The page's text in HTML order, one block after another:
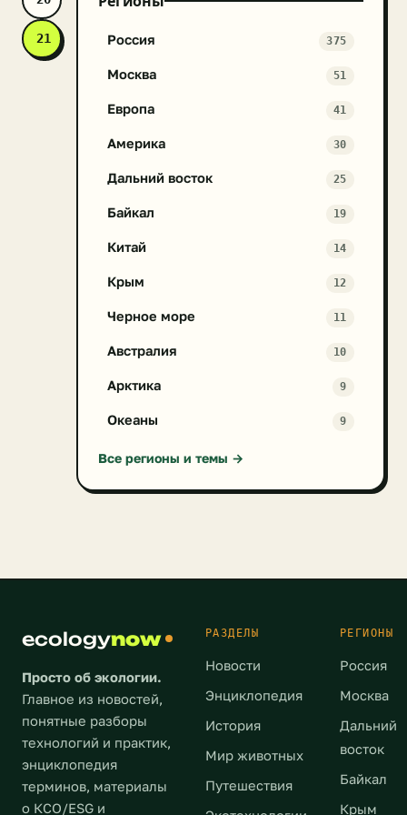
эти
животные
стали
приходили:
округе.
лет
назад
тоже
самое
произошло
и
на
21 Россия 375
Москва 51
Европа 41
Америка 30
Дальний восток 25
Байкал 19
Китай 14
Крым 12
Черное море 11
Австралия 10
Арктика 9
Океаны 9
Все регионы и темы →
ecologynow
Просто об экологии.
Главное из новостей,
понятные разборы
технологий и практик,
энциклопедия
терминов, материалы
о КСО/ESG и
РАЗДЕЛЫ
Новости
Энциклопедия
История
Мир животных
Путешествия
РЕГИОНЫ
Россия
Москва
Дальний
восток
Байкал
Крым